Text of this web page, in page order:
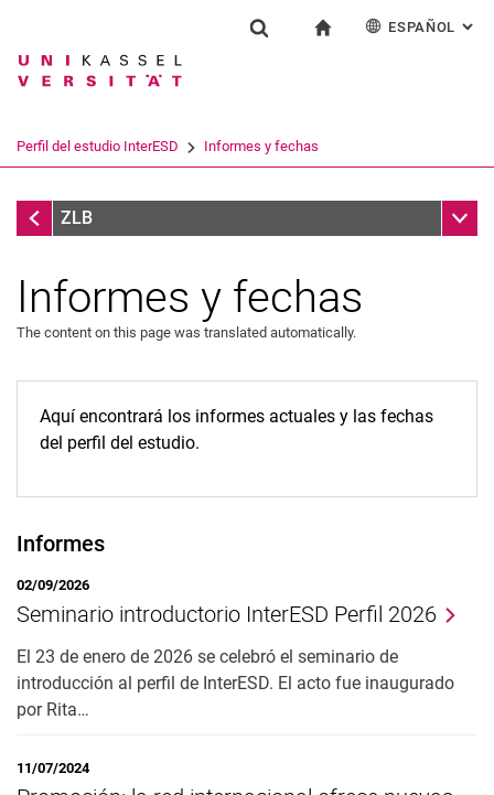
Jump directly to: content
Jump directly to: search
Jump directly to: main
Search term
Search (opens an external link in a
ESPAÑOL :
Perfil del estudio InterESD Informes y fechas
Perfil del estudio InterESD
ZLB Sub
Nueva MPO 2023
Flexibilización de los estudios
BAFöG representantes de los sujetos
Perfiles de estudios y certificados
Perfil del estudio InterESD
Compensación por desventaja
Procedimiento de marcación preferido
Informes y fechas
The content on this page was translated automatically.
Aquí encontrará los informes actuales y las fechas
del perfil del estudio.
Informes
02/09/2026
Seminario introductorio InterESD Perfil 2026
El 23 de enero de 2026 se celebró el seminario de
introducción al perfil de InterESD. El acto fue inaugurado
por Rita…
11/07/2024